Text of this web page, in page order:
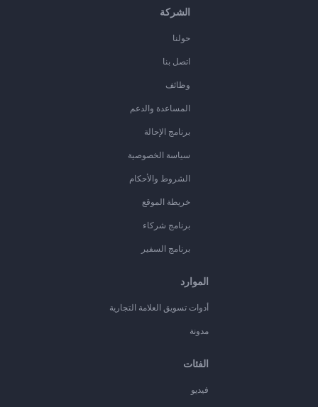
الشركة
حولنا
اتصل بنا
وظائف
المساعدة والدعم
برنامج الإحالة
سياسة الخصوصية
الشروط والأحكام
خريطة الموقع
برنامج شركاء
برنامج السفير
الموارد
أدوات تسويق العلامة التجارية
مدونة
الفئات
فيديو